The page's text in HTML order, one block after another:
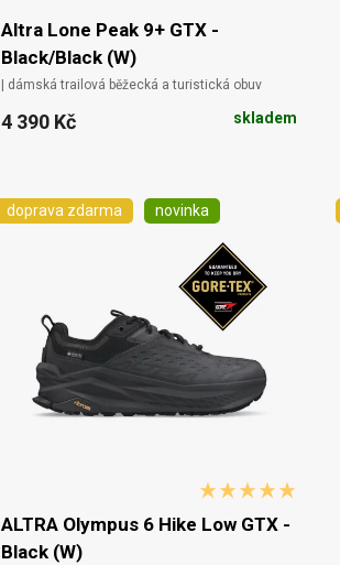
Altra Lone Peak 9+ GTX -
Black/Black (W)
| dámská trailová běžecká a turistická obuv
4 390 Kč skladem
doprava zdarma novinka
ALTRA Olympus 6 Hike Low GTX -
Black (W)